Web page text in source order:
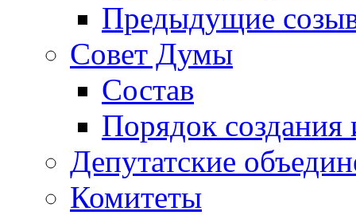
Предыдущие
Совет Думы
Состав
Порядок создания
Депутатские
Комитеты